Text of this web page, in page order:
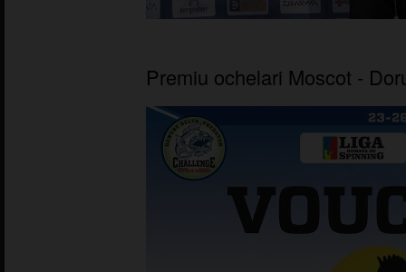
Premiu ochelari Moscot -